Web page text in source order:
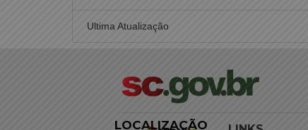
Ultima Atualização
LOCALIZAÇÃO